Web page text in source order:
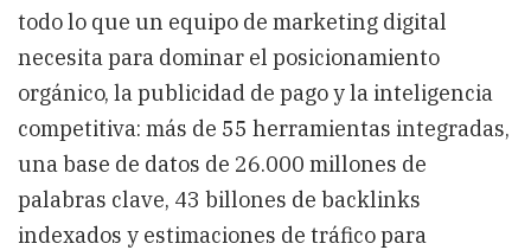
todo lo que un equipo de marketing digital
necesita para dominar el posicionamiento
orgánico, la publicidad de pago y la inteligencia
competitiva: más de 55 herramientas integradas,
una base de datos de 26.000 millones de
palabras clave, 43 billones de backlinks
indexados y estimaciones de tráfico para